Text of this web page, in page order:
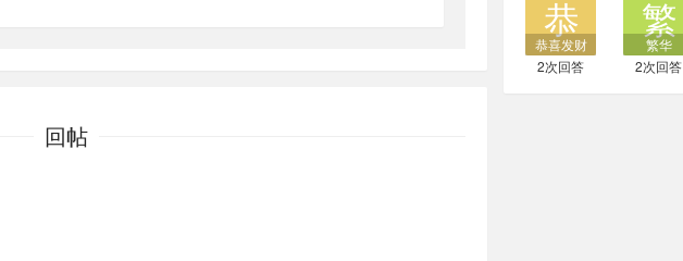
回帖
恭喜发财
2次回答
繁华
2次回答